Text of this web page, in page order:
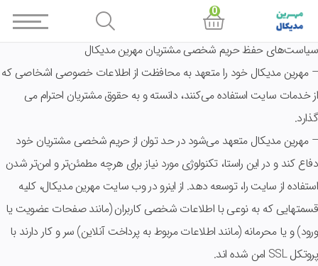
سیاست‏‌های حفظ حریم شخصی مشتریان مهرین مدیکال
– مهرین مدیکال خود را متعهد به محافظت از اطلاعات خصوصی اشخاصى که
از خدمات سایت استفاده می‏‌کنند، دانسته و به حقوق مشتریان احترام ‌می
گذارد.
– مهرین مدیکال متعهد می‏‌شود در حد توان از حریم شخصی مشتریان خود
دفاع کند و در این راستا، تکنولوژی مورد نیاز برای هرچه مطمئن‏‌تر و امن‏‌تر شدن
استفاده از سایت را، توسعه دهد. از اینرو در وب سایت مهرین مدیکال، کلیه
قسمتهایی که به نوعی با اطلاعات شخصی کاربران (مانند صفحات عضویت یا
ورود) و یا محرمانه (مانند اطلاعات مربوط به پرداخت آنلاین) سر و کار دارند با
پروتکل SSL امن شده اند.
0